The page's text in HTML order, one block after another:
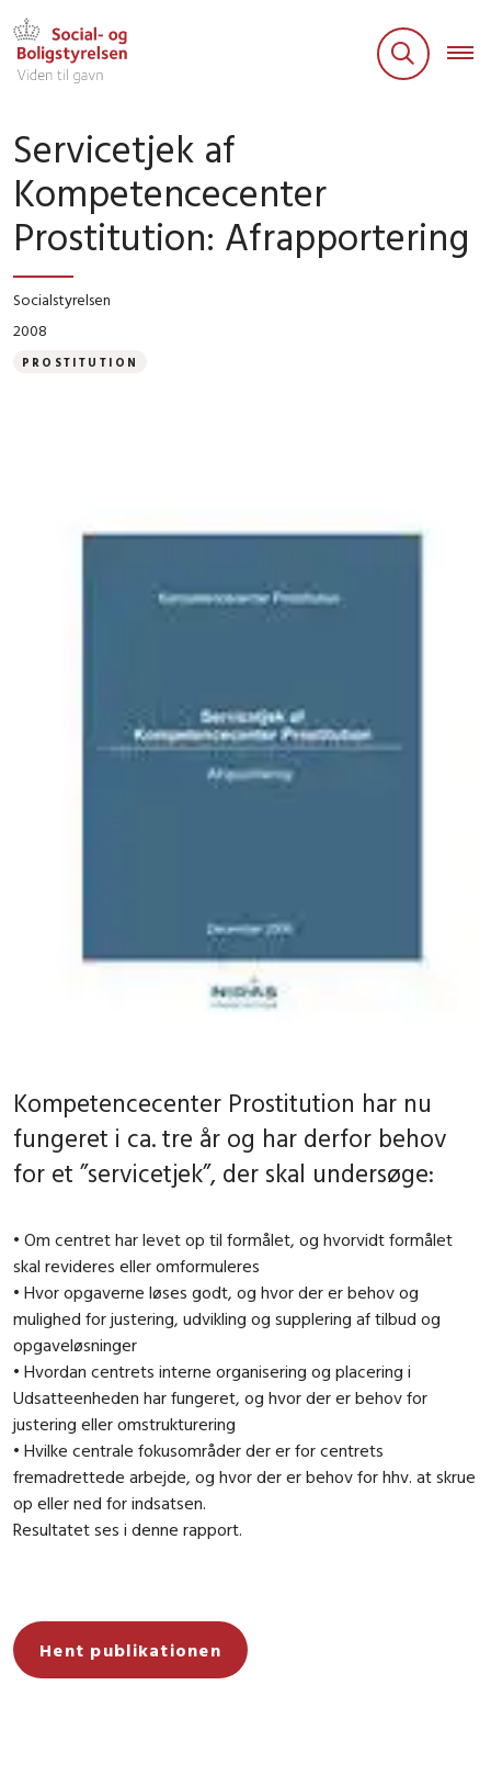
Servicetjek af
Kompetencecenter
Prostitution: Afrapportering
Socialstyrelsen
2008
PROSTITUTION
Kompetencecenter Prostitution har nu
fungeret i ca. tre år og har derfor behov
for et ”servicetjek”, der skal undersøge:
• Om centret har levet op til formålet, og hvorvidt formålet
skal revideres eller omformuleres
• Hvor opgaverne løses godt, og hvor der er behov og
mulighed for justering, udvikling og supplering af tilbud og
opgaveløsninger
• Hvordan centrets interne organisering og placering i
Udsatteenheden har fungeret, og hvor der er behov for
justering eller omstrukturering
• Hvilke centrale fokusområder der er for centrets
fremadrettede arbejde, og hvor der er behov for hhv. at skrue
op eller ned for indsatsen.
Resultatet ses i denne rapport.
Hent publikationen